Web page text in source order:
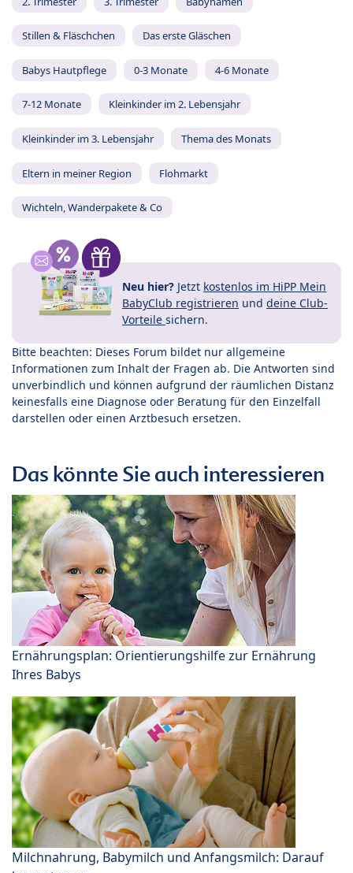
Stillen & Fläschchen Das erste Gläschen
Babys Hautpflege 0-3 Monate 4-6 Monate
7-12 Monate Kleinkinder im 2. Lebensjahr
Kleinkinder im 3. Lebensjahr Thema des Monats
Eltern in meiner Region Flohmarkt
Wichteln, Wanderpakete & Co
Neu hier? Jetzt kostenlos im HiPP Mein
BabyClub registrieren und deine Club-
Vorteile sichern.
Bitte beachten: Dieses Forum bildet nur allgemeine
Informationen zum Inhalt der Fragen ab. Die Antworten sind
unverbindlich und können aufgrund der räumlichen Distanz
keinesfalls eine Diagnose oder Beratung für den Einzelfall
darstellen oder einen Arztbesuch ersetzen.
Das könnte Sie auch interessieren
Ernährungsplan: Orientierungshilfe zur Ernährung
Ihres Babys
Milchnahrung, Babymilch und Anfangsmilch: Darauf